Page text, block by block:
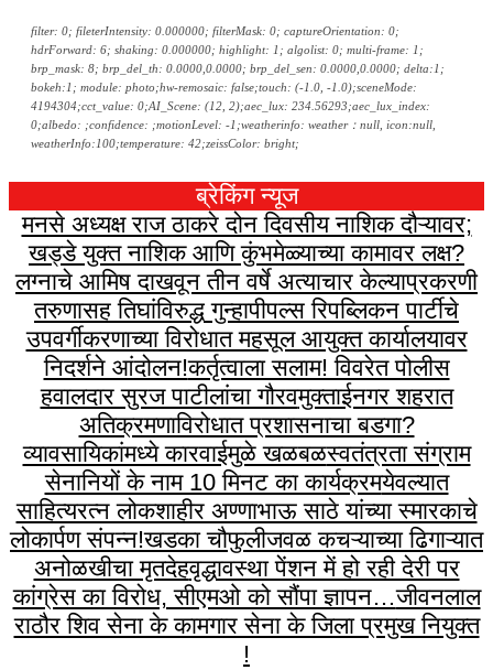
filter: 0; fileterIntensity: 0.000000; filterMask: 0; captureOrientation: 0;
hdrForward: 6; shaking: 0.000000; highlight: 1; algolist: 0; multi-frame: 1;
brp_mask: 8; brp_del_th: 0.0000,0.0000; brp_del_sen: 0.0000,0.0000; delta:1;
bokeh:1; module: photo;hw-remosaic: false;touch: (-1.0, -1.0);sceneMode:
4194304;cct_value: 0;AI_Scene: (12, 2);aec_lux: 234.56293;aec_lux_index:
0;albedo: ;confidence: ;motionLevel: -1;weatherinfo: weather：null, icon:null,
weatherInfo:100;temperature: 42;zeissColor: bright;
ब्रेकिंग न्यूज
मनसे अध्यक्ष राज ठाकरे दोन दिवसीय नाशिक दौऱ्यावर;
खड्डे युक्त नाशिक आणि कुंभमेळ्याच्या कामावर लक्ष?
लग्नाचे आमिष दाखवून तीन वर्षे अत्याचार केल्याप्रकरणी
तरुणासह तिघांविरुद्ध गुन्हापीपल्स रिपब्लिकन पार्टीचे
उपवर्गीकरणाच्या विरोधात महसूल आयुक्त कार्यालयावर
निदर्शने आंदोलन!कर्तृत्वाला सलाम! विवरेत पोलीस
हवालदार सुरज पाटीलांचा गौरवमुक्ताईनगर शहरात
अतिक्रमणाविरोधात प्रशासनाचा बडगा?
व्यावसायिकांमध्ये कारवाईमुळे खळबळस्वतंत्रता संग्राम
सेनानियों के नाम 10 मिनट का कार्यक्रमयेवल्यात
साहित्यरत्न लोकशाहीर अण्णाभाऊ साठे यांच्या स्मारकाचे
लोकार्पण संपन्न!खडका चौफुलीजवळ कचऱ्याच्या ढिगाऱ्यात
अनोळखीचा मृतदेहवृद्धावस्था पेंशन में हो रही देरी पर
कांग्रेस का विरोध, सीएमओ को सौंपा ज्ञापन…जीवनलाल
राठौर शिव सेना के कामगार सेना के जिला प्रमुख नियुक्त
!